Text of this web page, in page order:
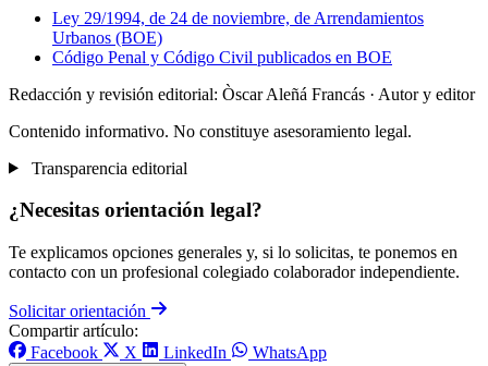
Ley 29/1994, de 24 de noviembre, de Arrendamientos
Urbanos (BOE)
Código Penal y Código Civil publicados en BOE
Redacción y revisión editorial: Òscar Aleñá Francás · Autor y editor
Contenido informativo. No constituye asesoramiento legal.
Transparencia editorial
¿Necesitas orientación legal?
Te explicamos opciones generales y, si lo solicitas, te ponemos en
contacto con un profesional colegiado colaborador independiente.
Solicitar orientación
Compartir artículo:
Facebook
X LinkedIn WhatsApp